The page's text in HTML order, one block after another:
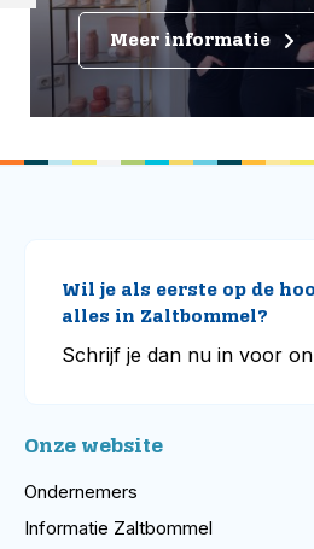
Meer informatie
Wil je als eerste op de
alles in Zaltbommel?
Schrijf je dan nu in voor
Onze website
Ondernemers
Informatie Zaltbommel